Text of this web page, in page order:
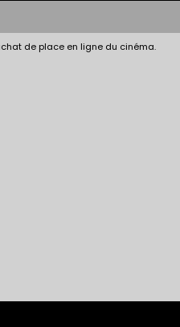
de place en ligne du cinéma.